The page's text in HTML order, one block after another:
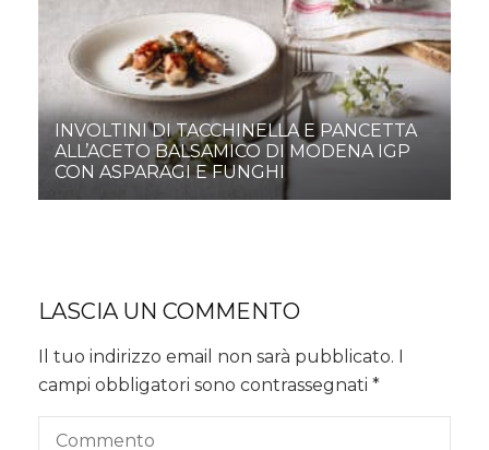
INVOLTINI DI TACCHINELLA E PANCETTA
ALL’ACETO BALSAMICO DI MODENA IGP
CON ASPARAGI E FUNGHI
LASCIA UN COMMENTO
Il tuo indirizzo email non sarà pubblicato.
campi obbligatori sono contrassegnati *